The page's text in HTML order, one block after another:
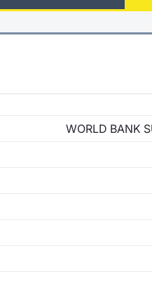
WORLD BANK